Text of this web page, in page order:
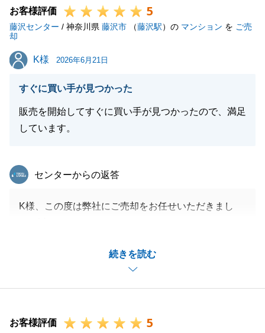
して、本当にありがとうございました。
今後とも不動産に関するご相談がございましたらお気
引き続き、宜しくお願い致します。
閉じる
お客様評価 5
藤沢センター / 神奈川県 藤沢市 （藤沢駅）の マンション を ご売
却
K様
K様 2026年6月21日
すぐに買い手が見つかった
販売を開始してすぐに買い手が見つかったので、満足
しています。
続きを読む
東急リバブル
センターからの返答
K様、この度は弊社にご売却をお任せいただきまし
ード感のある売却活動でしたが、
多大なるご協力をいただきましたこと感謝申し上げま
す。
つでもお気軽にご連絡いただけましたら幸いです。
お客様評価 5